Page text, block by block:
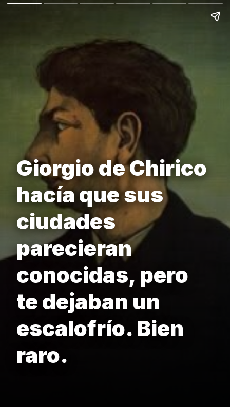
Giorgio de Chirico
hacía que sus
ciudades
parecieran
conocidas, pero
te dejaban un
escalofrío. Bien
raro.